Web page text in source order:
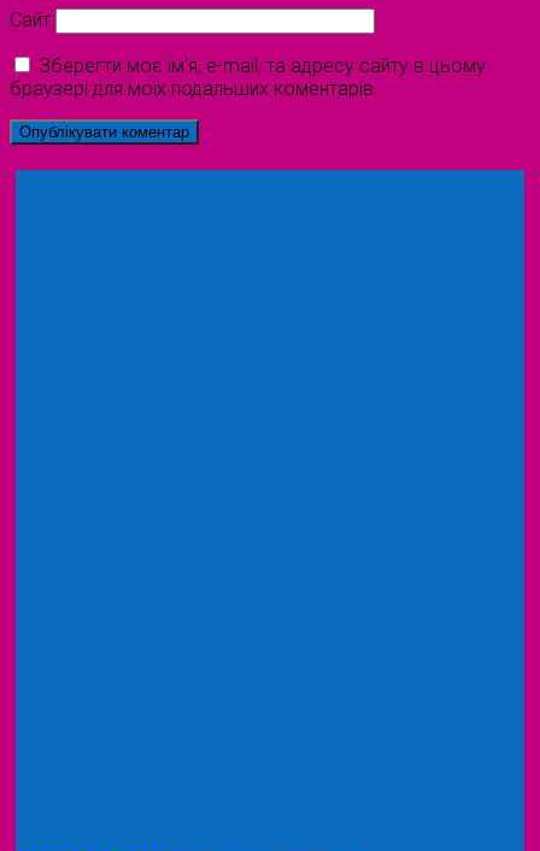
Сайт
Зберегти моє ім'я, e-mail, та адресу сайту в цьому
браузері для моїх подальших коментарів.